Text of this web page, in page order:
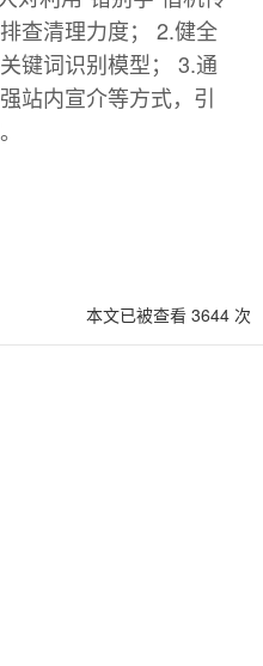
查清理力度； 2.健全
键词识别模型； 3.通
站内宣介等方式，引
本文已被查看 3644 次